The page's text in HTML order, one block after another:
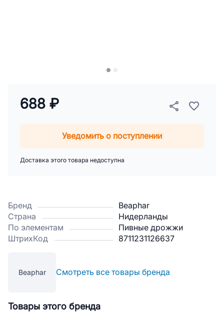
Бренд
Beaphar
Страна
Нидерланды
По элементам
Пивные дрожжи
ШтрихКод
8711231126637
Beaphar Смотреть все товары бренда
688 ₽
Уведомить о поступлении
Доставка этого товара недоступна
Товары этого бренда